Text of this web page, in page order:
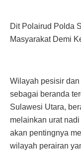
Dit Polairud Polda
Masyarakat Demi
Wilayah pesisir
sebagai beranda
Sulawesi Utara,
melainkan urat
akan pentingnya
wilayah perairan